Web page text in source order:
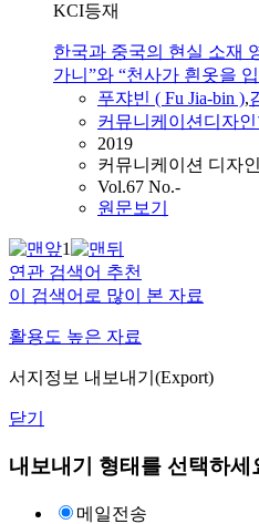
KCI등재
한국과 중국의 현실 소재
가니”와 “천사가 흰옷을
푸쟈빈 ( Fu Jia-bin ),
커뮤니케이션디자인
2019
커뮤니케이션 디자
Vol.67 No.-
원문보기
1
연관 검색어 추천
이 검색어로 많이 본 자료
활용도 높은 자료
서지정보 내보내기(Export)
닫기
내보내기 형태를 선택하세
메일전송